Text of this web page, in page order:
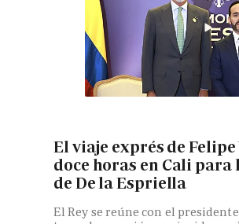
El viaje exprés de
doce horas en Cali
de De la Espriella
El Rey se reúne con el